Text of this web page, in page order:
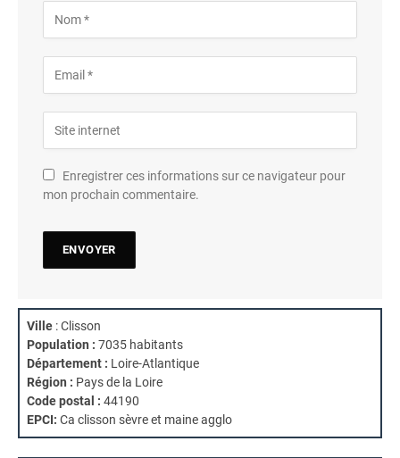
Enregistrer ces informations sur ce navigateur pour
mon prochain commentaire.
Ville : Clisson
Population : 7035 habitants
Département : Loire-Atlantique
Région : Pays de la Loire
Code postal : 44190
EPCI: Ca clisson sèvre et maine agglo